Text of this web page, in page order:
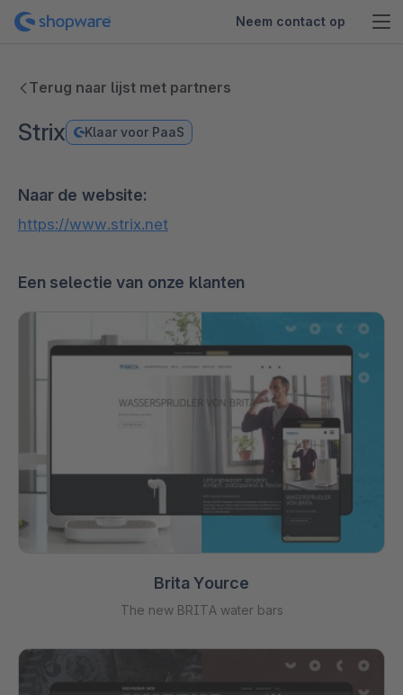
Neem contact op
Terug naar lijst met partners
Strix Klaar voor PaaS
Naar de website:
https://www.strix.net
Een selectie van onze klanten
Brita Yource
The new BRITA water bars